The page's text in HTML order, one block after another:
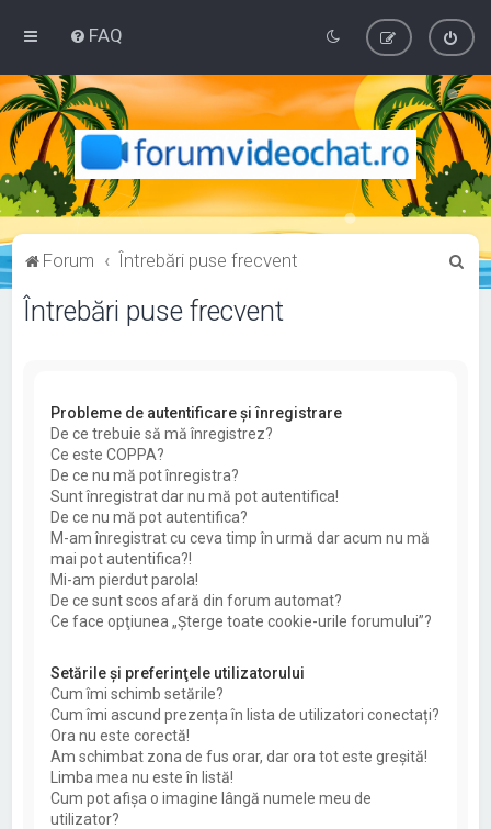
FAQ
Forum Întrebări puse frecvent
Întrebări puse frecvent
Probleme de autentificare şi înregistrare
De ce trebuie să mă înregistrez?
Ce este COPPA?
De ce nu mă pot înregistra?
Sunt înregistrat dar nu mă pot autentifica!
De ce nu mă pot autentifica?
M-am înregistrat cu ceva timp în urmă dar acum nu mă
mai pot autentifica?!
Mi-am pierdut parola!
De ce sunt scos afară din forum automat?
Ce face opţiunea „Şterge toate cookie-urile forumului”?
Setările şi preferinţele utilizatorului
Cum îmi schimb setările?
Cum îmi ascund prezența în lista de utilizatori conectați?
Ora nu este corectă!
Am schimbat zona de fus orar, dar ora tot este greşită!
Limba mea nu este în listă!
Cum pot afişa o imagine lângă numele meu de
utilizator?